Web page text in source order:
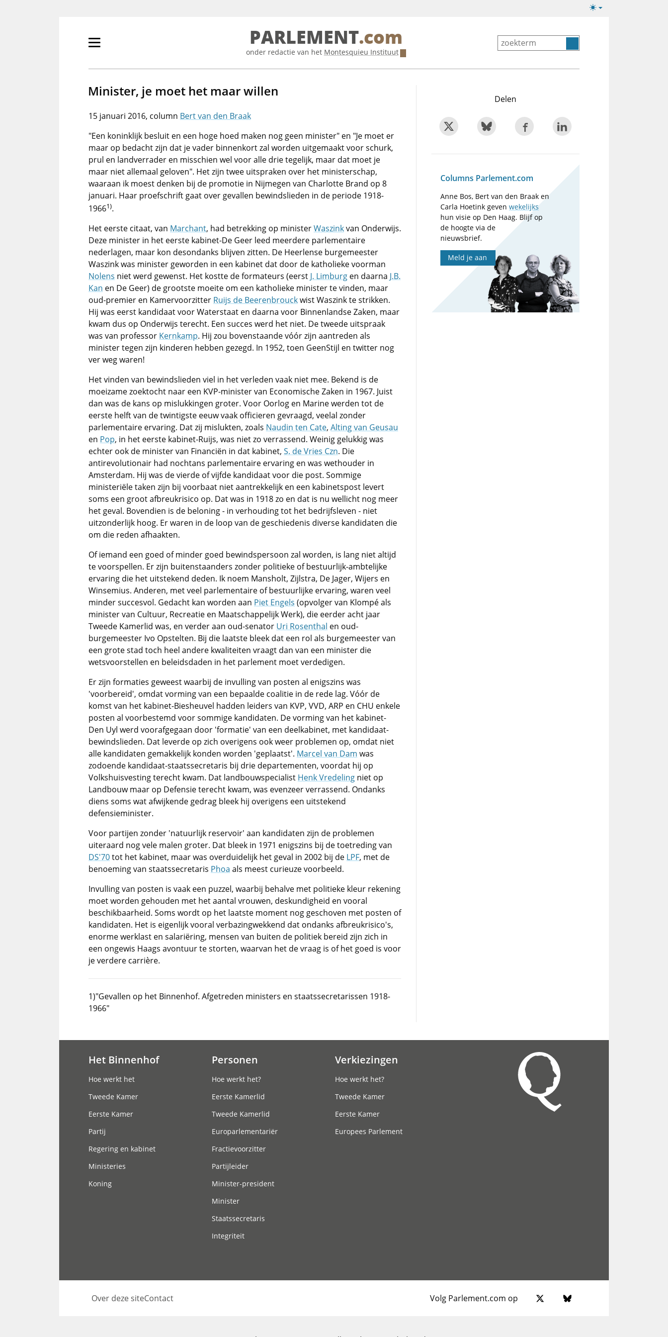
Lichte/donkere
Primair
tonen/verbergen
PARLEMENT.com
onder redactie van het Montesquieu Instituut
Minister, je moet het maar willen
15 januari 2016
Bert van den Braak
"Een koninklijk besluit en een hoge hoed maken nog geen minister" en "Je moet er
maar op bedacht zijn dat je vader binnenkort zal worden uitgemaakt voor schurk,
prul en landverrader en misschien wel voor alle drie tegelijk, maar dat moet je
maar niet allemaal geloven". Het zijn twee uitspraken over het ministerschap,
waaraan ik moest denken bij de promotie in Nijmegen van Charlotte Brand op 8
januari. Haar proefschrift gaat over gevallen bewindslieden in de periode 1918-
19661).
Het eerste citaat, van Marchant, had betrekking op ministerWaszinkvan Onderwijs.
Deze minister in het eerste kabinet-De Geer leed meerdere parlementaire
nederlagen, maar kon desondanks blijven zitten. De Heerlense burgemeester
Waszink was minister geworden in een kabinet dat door de katholieke voorman
Nolens niet werd gewenst. Het kostte de formateurs (eerst J. Limburg en daarna J.B.
Kan en De Geer) de grootste moeite om een katholieke minister te vinden, maar
oud-premier en Kamervoorzitter Ruijs de Beerenbrouckwist Waszink te strikken.
Hij was eerst kandidaat voor Waterstaat en daarna voor Binnenlandse Zaken, maar
kwam dus op Onderwijs terecht. Een succes werd het niet. De tweede uitspraak
was van professor Kernkamp. Hij zou bovenstaande vóór zijn aantreden als
minister tegen zijn kinderen hebben gezegd. In 1952, toen GeenStijl en twitter nog
ver weg waren!
Het vinden van bewindslieden viel in het verleden vaak niet mee. Bekend is de
moeizame zoektocht naar een KVP-minister van Economische Zaken in 1967. Juist
dan was de kans op mislukkingen groter. Voor Oorlog en Marine werden tot de
eerste helft van de twintigste eeuw vaak officieren gevraagd, veelal zonder
parlementaire ervaring. Dat zij mislukten, zoals Naudin ten Cate, Alting van Geusau
en Pop, in het eerste kabinet-Ruijs, was niet zo verrassend. Weinig gelukkig was
echter ook de minister van Financiën in dat kabinet, S. de Vries Czn. Die
antirevolutionair had nochtans parlementaire ervaring en was wethouder in
Amsterdam. Hij was de vierde of vijfde kandidaat voor die post. Sommige
ministeriële taken zijn bij voorbaat niet aantrekkelijk en een kabinetspost levert
soms een groot afbreukrisico op. Dat was in 1918 zo en dat is nu wellicht nog meer
het geval. Bovendien is de beloning - in verhouding tot het bedrijfsleven - niet
uitzonderlijk hoog. Er waren in de loop van de geschiedenis diverse kandidaten die
om die reden afhaakten.
Of iemand een goed of minder goed bewindspersoon zal worden, is lang niet altijd
te voorspellen. Er zijn buitenstaanders zonder politieke of bestuurlijk-ambtelijke
ervaring die het uitstekend deden. Ik noem Mansholt, Zijlstra, De Jager, Wijers en
Winsemius. Anderen, met veel parlementaire of bestuurlijke ervaring, waren veel
minder succesvol. Gedacht kan worden aan Piet Engels (opvolger van Klompé als
minister van Cultuur, Recreatie en Maatschappelijk Werk), die eerder acht jaar
Tweede Kamerlid was, en verder aan oud-senator Uri Rosenthal en oud-
burgemeester Ivo Opstelten. Bij die laatste bleek dat een rol als burgemeester van
een grote stad toch heel andere kwaliteiten vraagt dan van een minister die
wetsvoorstellen en beleidsdaden in het parlement moet verdedigen.
Er zijn formaties geweest waarbij de invulling van posten al enigszins was
'voorbereid', omdat vorming van een bepaalde coalitie in de rede lag. Vóór de
komst van het kabinet-Biesheuvel hadden leiders van KVP, VVD, ARP en CHU enkele
posten al voorbestemd voor sommige kandidaten. De vorming van het kabinet-
Den Uyl werd voorafgegaan door 'formatie' van een deelkabinet, met kandidaat-
bewindslieden. Dat leverde op zich overigens ook weer problemen op, omdat niet
alle kandidaten gemakkelijk konden worden 'geplaatst'. Marcel van Dam was
zodoende kandidaat-staatssecretaris bij drie departementen, voordat hij op
Volkshuisvesting terecht kwam. Dat landbouwspecialist Henk Vredeling niet op
Landbouw maar op Defensie terecht kwam, was evenzeer verrassend. Ondanks
diens soms wat afwijkende gedrag bleek hij overigens een uitstekend
defensieminister.
Voor partijen zonder 'natuurlijk reservoir' aan kandidaten zijn de problemen
uiteraard nog vele malen groter. Dat bleek in 1971 enigszins bij de toetreding van
DS'70tot het kabinet, maar was overduidelijk het geval in 2002 bij de LPF, met de
benoeming van staatssecretaris Phoa als meest curieuze voorbeeld.
Invulling van posten is vaak een puzzel, waarbij behalve met politieke kleur rekening
moet worden gehouden met het aantal vrouwen, deskundigheid en vooral
beschikbaarheid. Soms wordt op het laatste moment nog geschoven met posten of
kandidaten. Het is eigenlijk vooral verbazingwekkend dat ondanks afbreukrisico's,
enorme werklast en salariëring, mensen van buiten de politiek bereid zijn zich in
een ongewis Haags avontuur te storten, waarvan het de vraag is of het goed is voor
je verdere carrière.
1)"Gevallen op het Binnenhof. Afgetreden ministers en staatssecretarissen 1918-
1966"
Delen
Columns Parlement.com
Anne Bos, Bert van den Braak en
Carla Hoetink gevenwekelijks
hun visie op Den Haag. Blijf op
de hoogte via de
nieuwsbrief.
Meld je aan
Het Binnenhof
Hoe werkt het
Tweede Kamer
Eerste Kamer
Partij
Regering en kabinet
Ministeries
Koning
Personen
Hoe werkt het?
Eerste Kamerlid
Tweede Kamerlid
Europarlementariër
Fractievoorzitter
Partijleider
Minister-president
Minister
Staatssecretaris
Integriteit
Verkiezingen
Hoe werkt het?
Tweede Kamer
Eerste Kamer
Europees Parlement
Over deze siteContact Volg Parlement.com op